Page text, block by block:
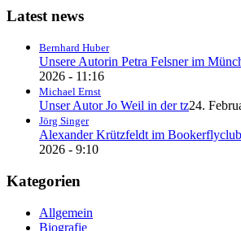
Latest news
Bernhard Huber
Unsere Autorin Petra Felsner im
2026 - 11:16
Michael Ernst
Unser Autor Jo Weil in der tz24.
Jörg Singer
Alexander Krützfeldt im
2026 - 9:10
Kategorien
Allgemein
Biografie